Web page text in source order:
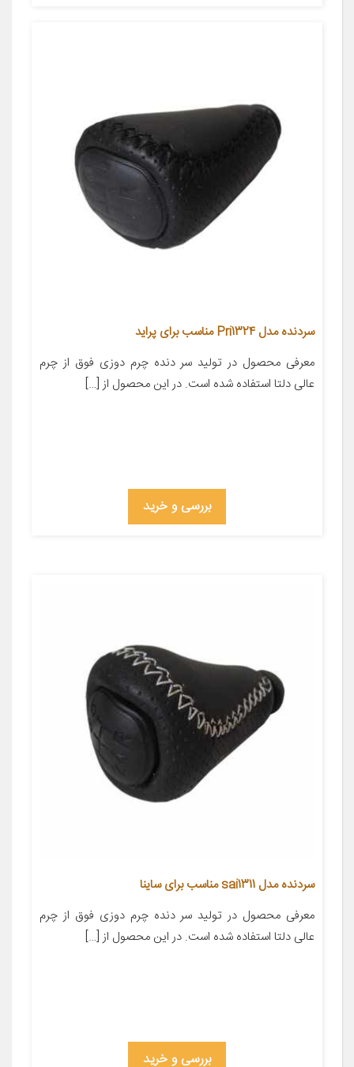
سردنده مدل Pri1324 مناسب برای پراید
معرفی محصول در تولید سر دنده چرم دوزی فوق از چرم
عالی دلتا استفاده شده است. در این محصول از […]
بررسی و خرید
سردنده مدل sai1311 مناسب برای ساینا
معرفی محصول در تولید سر دنده چرم دوزی فوق از چرم
عالی دلتا استفاده شده است. در این محصول از […]
بررسی و خرید